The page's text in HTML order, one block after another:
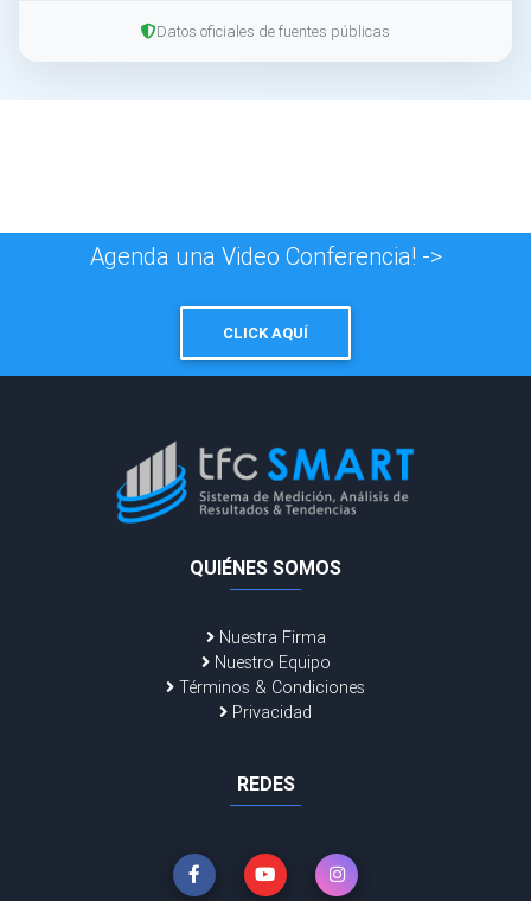
Datos oficiales de fuentes públicas
Agenda una Video Conferencia! ->
CLICK AQUÍ
QUIÉNES SOMOS
Nuestra Firma
Nuestro Equipo
Términos & Condiciones
Privacidad
REDES